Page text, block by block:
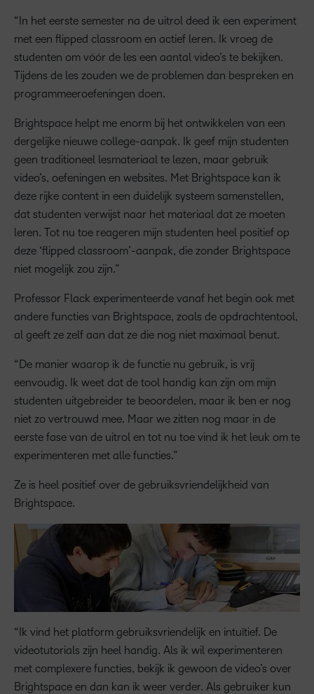
“In het eerste semester na de uitrol deed ik een experiment
met een flipped classroom en actief leren. Ik vroeg de
studenten om vóór de les een aantal video’s te bekijken.
Tijdens de les zouden we de problemen dan bespreken en
programmeeroefeningen doen.
Brightspace helpt me enorm bij het ontwikkelen van een
dergelijke nieuwe college-aanpak. Ik geef mijn studenten
geen traditioneel lesmateriaal te lezen, maar gebruik
video’s, oefeningen en websites. Met Brightspace kan ik
deze rijke content in een duidelijk systeem samenstellen,
dat studenten verwijst naar het materiaal dat ze moeten
leren. Tot nu toe reageren mijn studenten heel positief op
deze ‘flipped classroom’-aanpak, die zonder Brightspace
niet mogelijk zou zijn.”
Professor Flack experimenteerde vanaf het begin ook met
andere functies van Brightspace, zoals de opdrachtentool,
al geeft ze zelf aan dat ze die nog niet maximaal benut.
“De manier waarop ik de functie nu gebruik, is vrij
eenvoudig. Ik weet dat de tool handig kan zijn om mijn
studenten uitgebreider te beoordelen, maar ik ben er nog
niet zo vertrouwd mee. Maar we zitten nog maar in de
eerste fase van de uitrol en tot nu toe vind ik het leuk om te
experimenteren met alle functies.”
Ze is heel positief over de gebruiksvriendelijkheid van
Brightspace.
“Ik vind het platform gebruiksvriendelijk en intuïtief. De
videotutorials zijn heel handig. Als ik wil experimenteren
met complexere functies, bekijk ik gewoon de video’s over
Brightspace en dan kan ik weer verder. Als gebruiker kun